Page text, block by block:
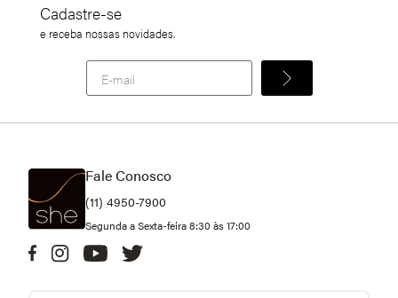
Cadastre-se
e receba nossas novidades.
Fale Conosco
(11) 4950-7900
Segunda a Sexta-feira 8:30 às 17:00